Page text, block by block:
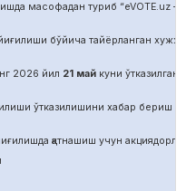
масофадан туриб “eVOTE.uz –
бўйича тайёрланган
2026 йил 21 майкуни ўтказилган
ўтказилишини хабар бериш
қатнашиш учун акциядорлар